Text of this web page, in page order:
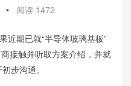
• 阅读 1472
近期已就“半导体玻璃基板”
接触并听取方案介绍，并就
步沟通。